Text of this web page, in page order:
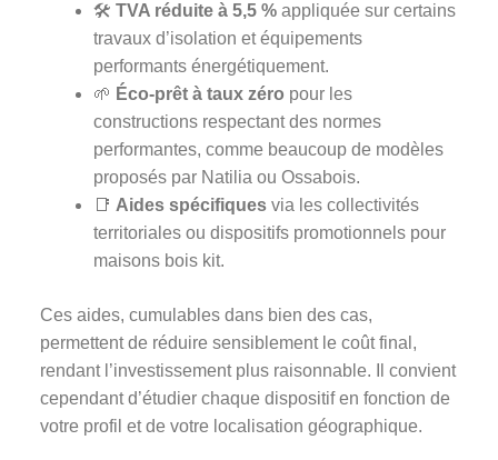
🛠️ TVA réduite à 5,5 % appliquée sur certains
travaux d’isolation et équipements
performants énergétiquement.
🌱 Éco-prêt à taux zéro pour les
constructions respectant des normes
performantes, comme beaucoup de modèles
proposés par Natilia ou Ossabois.
📑 Aides spécifiques via les collectivités
territoriales ou dispositifs promotionnels pour
maisons bois kit.
Ces aides, cumulables dans bien des cas,
permettent de réduire sensiblement le coût final,
rendant l’investissement plus raisonnable. Il convient
cependant d’étudier chaque dispositif en fonction de
votre profil et de votre localisation géographique.